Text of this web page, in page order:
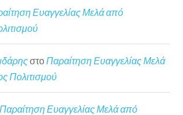
Ευαγγελίας Μελά από
στοΠαραίτηση Ευαγγελίας Μελά
Πολιτισμού
Παραίτηση Ευαγγελίας Μελά από